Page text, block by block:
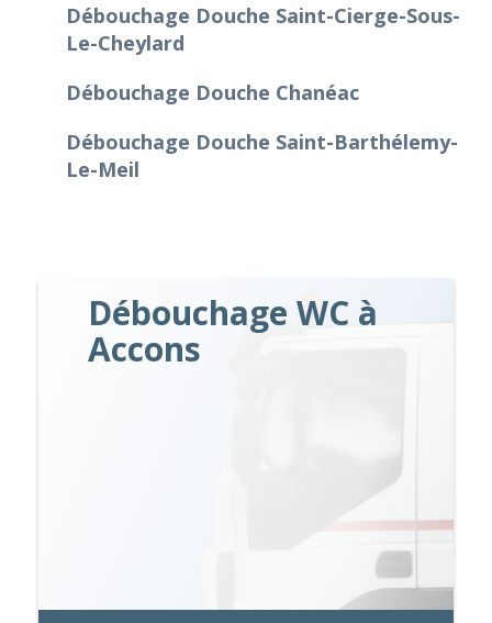
Débouchage Douche Saint-Cierge-Sous-
Le-Cheylard
Débouchage Douche Chanéac
Débouchage Douche Saint-Barthélemy-
Le-Meil
Débouchage WC à
Accons